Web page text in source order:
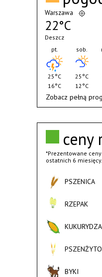
ceny
*Prezentowane
ostatnich 6 miesięcy.
PSZENICA
RZEPAK
KUKURYDZA
PSZENŻYTO
BYKI
Warszawa
22°C
Deszcz
pt.
25°C
16°C
sob.
25°C
12°C
Zobacz pełną